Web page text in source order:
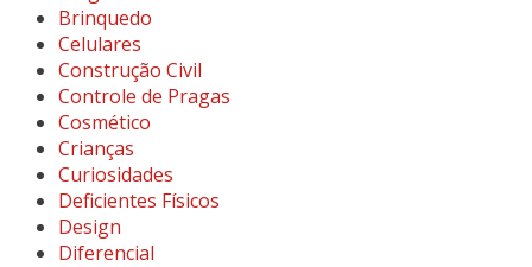
Brinquedo
Celulares
Construção Civil
Controle de Pragas
Cosmético
Crianças
Curiosidades
Deficientes Físicos
Design
Diferencial